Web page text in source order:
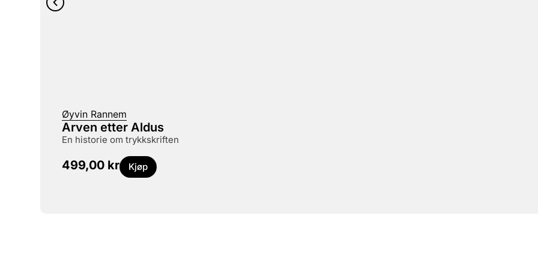
Øyvin Rannem
Arven etter Aldus
en historie om trykkskriften
499,00 kr Kjøp